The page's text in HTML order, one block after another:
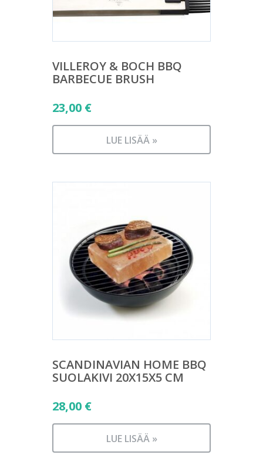
VILLEROY & BOCH BBQ
BARBECUE BRUSH
23,00 €
LUE LISÄÄ »
SCANDINAVIAN HOME BBQ
SUOLAKIVI 20X15X5 CM
28,00 €
LUE LISÄÄ »